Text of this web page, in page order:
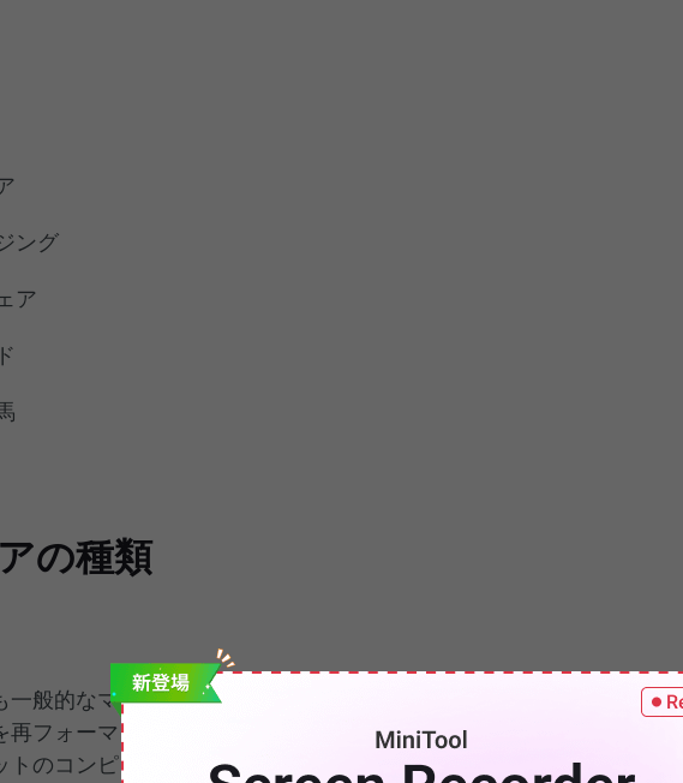
ング
ア
の種類
一般的なマルウェアの種類です。ウイルスは、データを破損したり、
再フォーマットしたり、システムを完全にシャットダウンしたりする
トのコンピューターを破壊することができます。また、情報を窃取し